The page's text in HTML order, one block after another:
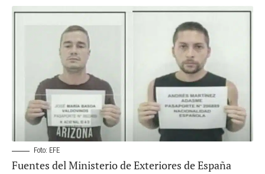
Foto: EFE
Fuentes del Ministerio de Exteriores de España